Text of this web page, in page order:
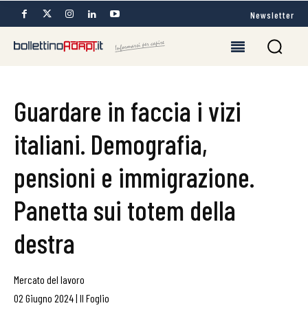
Newsletter
Guardare in faccia i vizi
italiani. Demografia,
pensioni e immigrazione.
Panetta sui totem della
destra
Mercato del lavoro
02 Giugno 2024| Il Foglio